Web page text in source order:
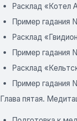
Расклад «Котел
Пример гадания
Расклад
Пример гадания
Расклад
Пример гадания
Глава пятая.